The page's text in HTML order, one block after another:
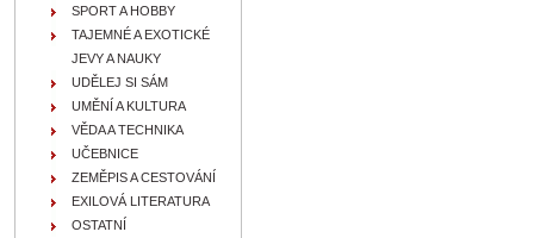
SPORT A HOBBY
TAJEMNÉ A EXOTICKÉ
JEVY A NAUKY
UDĚLEJ SI SÁM
UMĚNÍ A KULTURA
VĚDA A TECHNIKA
UČEBNICE
ZEMĚPIS A CESTOVÁNÍ
EXILOVÁ LITERATURA
OSTATNÍ